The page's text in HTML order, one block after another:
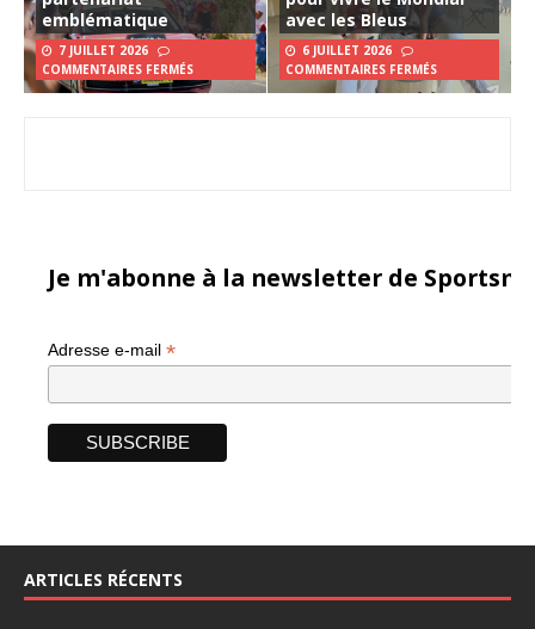
emblématique
7 JUILLET 2026
COMMENTAIRES FERMÉS
avec les Bleus
6 JUILLET 2026
COMMENTAIRES FERMÉS
Je m'abonne à la newsletter de
Adresse e-mail *
ARTICLES RÉCENTS